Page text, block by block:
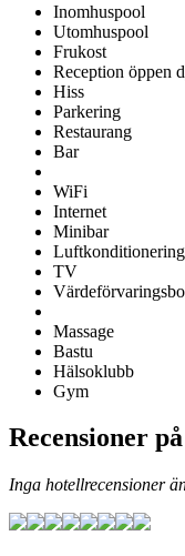
Inomhuspool
Utomhuspool
Frukost
Reception öppen
Hiss
Parkering
Restaurang
Bar
WiFi
Internet
Minibar
TV
Massage
Bastu
Hälsoklubb
Gym
Recensioner
Inga hotellrecensioner